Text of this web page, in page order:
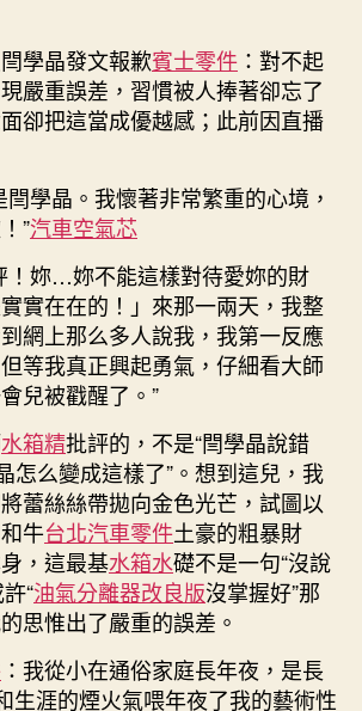
學晶發文報歉賓士零件 ：對不起
嚴重誤差，習慣被人捧著卻忘了
卻把這當成優越感；此前因直播
學晶。我懷著非常繁重的心境，
”汽車空氣芯
！妳…妳不能這樣對待愛妳的財
實在在的！」來那一兩天，我整
網上那么多人說我，我第一反應
等我真正興起勇氣，仔細看大師
兒被戳醒了。”
水箱精批評的，不是“閆學晶說錯
怎么變成這樣了”。想到這兒，我
蕾絲絲帶拋向金色光芒，試圖以
牛台北汽車零件土豪的粗暴財
，這最基水箱水礎不是一句“沒說
“油氣分離器改良版沒掌握好”那
思惟出了嚴重的誤差。
：我從小在通俗家庭長年夜，是長
生涯的煙火氣喂年夜了我的藝術性